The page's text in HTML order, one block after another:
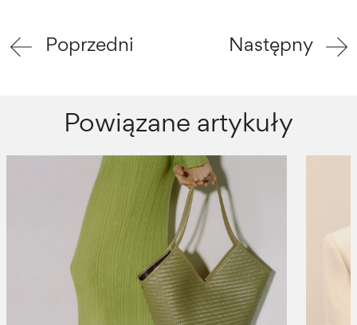
Poprzedni Następny
Powiązane artykuły